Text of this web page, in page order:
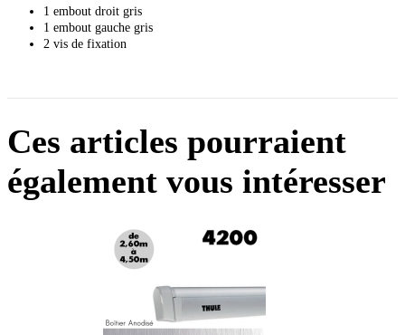
1 embout droit gris
1 embout gauche gris
2 vis de fixation
Ces articles pourraient
également vous intéresser